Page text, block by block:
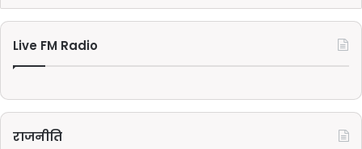
Live FM Radio
राजनीति